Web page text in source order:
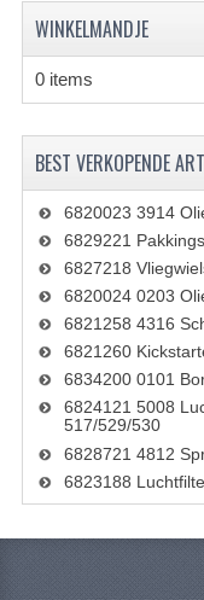
WINKELMANDJE
0 items
BEST VERKOPENDE
6820023 3914
6829221
6827218
6820024 0203
6821258 4316
6821260
6834200 0101
6824121 5008
517/529/530
6828721 4812
6823188